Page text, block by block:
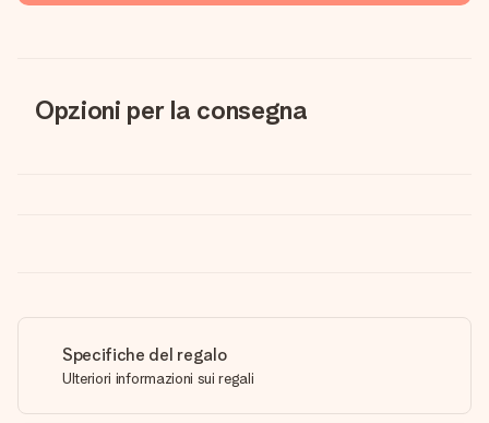
Opzioni per la consegna
Specifiche del regalo
Ulteriori informazioni sui regali